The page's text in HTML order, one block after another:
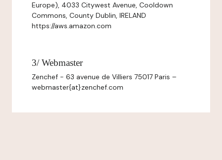
Europe), 4033 Citywest Avenue, Cooldown
Commons, County Dublin, IRELAND
https://aws.amazon.com
3/ Webmaster
Zenchef - 63 avenue de Villiers 75017 Paris –
webmaster{at}zenchef.com